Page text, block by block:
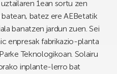
1ean sortu zen
batez ere AEBetatik
banatzen jardun zuen. Sei
enpresak fabrikazio-planta
Teknologikoan. Solairu
inplante-lerro bat